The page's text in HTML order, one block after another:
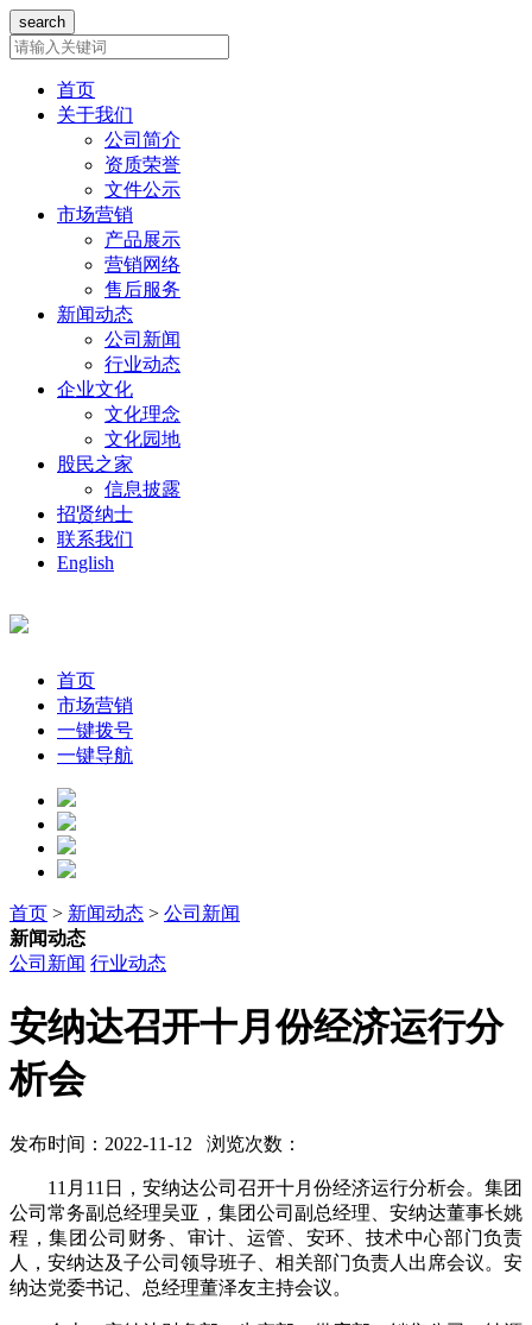
首页
关于我们
公司简介
资质荣誉
文件公示
市场营销
产品展示
营销网络
售后服务
新闻动态
公司新闻
行业动态
企业文化
文化理念
文化园地
股民之家
信息披露
招贤纳士
联系我们
English
首页
市场营销
一键拨号
一键导航
首页 > 新闻动态 > 公司新闻
新闻动态
公司新闻 行业动态
安纳达召开十月份经济运行分
析会
发布时间：2022-11-12 浏览次数：
11月11日，安纳达公司召开十月份经济运行分析会。集团
公司常务副总经理吴亚，集团公司副总经理、安纳达董事长姚
程，集团公司财务、审计、运管、安环、技术中心部门负责
人，安纳达及子公司领导班子、相关部门负责人出席会议。安
纳达党委书记、总经理董泽友主持会议。